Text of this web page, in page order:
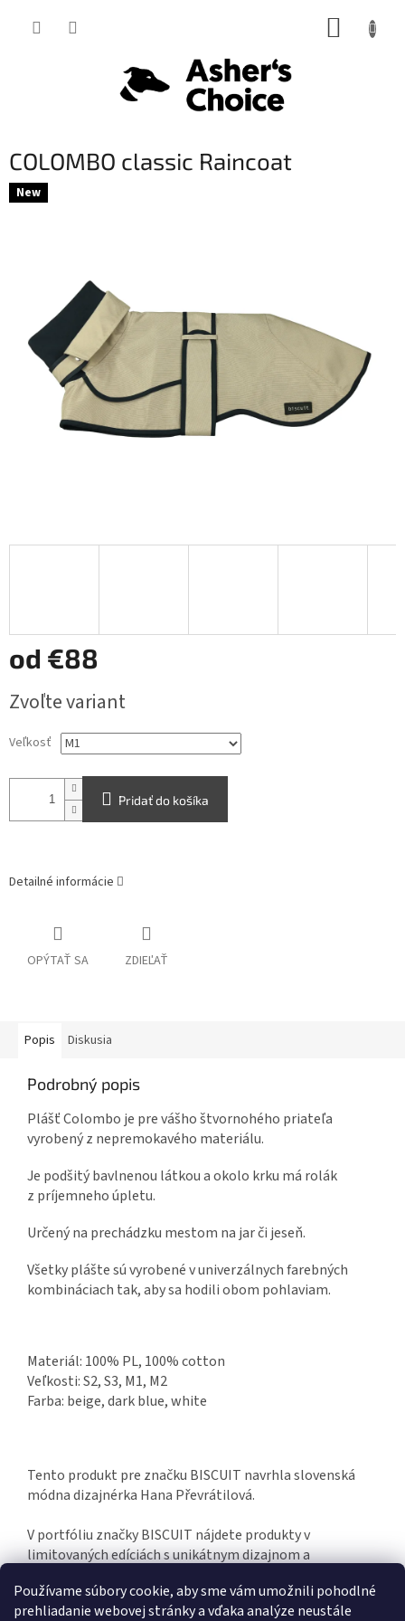
Používame súbory cookie, aby sme vám umožnili pohodlné
prehliadanie webovej stránky a vďaka analýze neustále
COLOMBO classic Raincoat
New
od €88
cena:
Zvoľte variant
Veľkosť
Pridať do košíka
Detailné informácie
OPÝTAŤ SA ZDIEĽAŤ
Popis Diskusia
Podrobný popis
Plášť Colombo je pre vášho štvornohého priateľa
vyrobený z nepremokavého materiálu.
Je podšitý bavlnenou látkou a okolo krku má rolák
z príjemneho úpletu.
Určený na prechádzku mestom na jar či jeseň.
Všetky plášte sú vyrobené v univerzálnych farebných
kombináciach tak, aby sa hodili obom pohlaviam.
Materiál: 100% PL, 100% cotton
Veľkosti: S2, S3, M1, M2
Farba: beige, dark blue, white
Tento produkt pre značku BISCUIT navrhla slovenská
módna dizajnérka Hana Převrátilová.
V portfóliu značky BISCUIT nájdete produkty v
limitovaných edíciách s unikátnym dizajnom a